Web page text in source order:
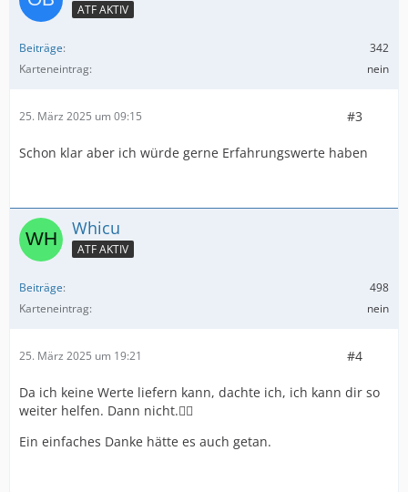
ATF AKTIV
Beiträge
342
Karteneintrag
nein
25. März 2025 um 09:15 #3
Schon klar aber ich würde gerne Erfahrungswerte haben
Whicu
ATF AKTIV
Beiträge
498
Karteneintrag
nein
25. März 2025 um 19:21 #4
Da ich keine Werte liefern kann, dachte ich, ich kann dir so
weiter helfen. Dann nicht.🤷‍♂️
Ein einfaches Danke hätte es auch getan.